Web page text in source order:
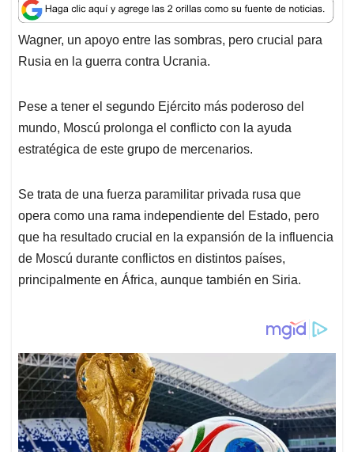
a
t
s
A
p
c
e
b
o
k
n
k
e
d
n
a
i
l
r
e
a
d
Wagner, un apoyo entre las sombras, pero crucial para
Rusia en la guerra contra Ucrania.
Pese a tener el segundo Ejército más poderoso del
mundo, Moscú prolonga el conflicto con la ayuda
estratégica de este grupo de mercenarios.
Se trata de una fuerza paramilitar privada rusa que
opera como una rama independiente del Estado, pero
que ha resultado crucial en la expansión de la influencia
de Moscú durante conflictos en distintos países,
principalmente en África, aunque también en Siria.